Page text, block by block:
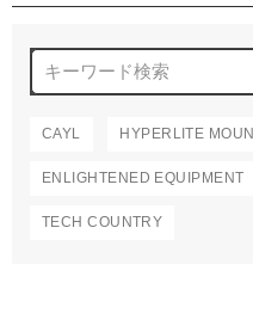
CAYL HYPERLITE
ENLIGHTENED EQUIPMENT
TECH COUNTRY